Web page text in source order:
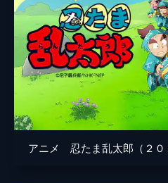
脚本
原作
演出